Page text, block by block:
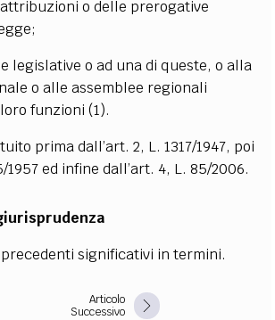
o delle prerogative
legislative o ad una di queste, o alla
o alle assemblee regionali
loro funzioni(1).
prima dall’art. 2, L. 1317/1947, poi
1957 ed infine dall’art. 4, L. 85/2006.
significativi in termini.
Articolo
Successivo